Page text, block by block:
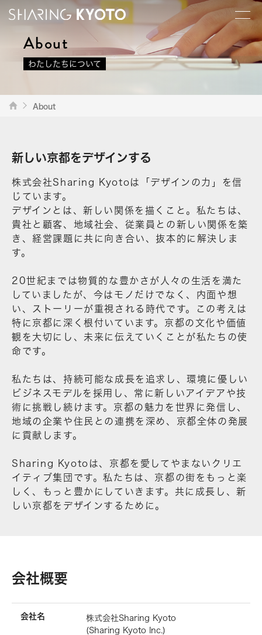
About
わたしたちについて
About
新しい京都をデザインする
株式会社Sharing Kyotoは「デザインの力」を信
じています。
デザインとは、新しい関係を描くこと。私たちは、
貴社と顧客、地域社会、従業員との新しい関係を築
き、経営課題に共に向き合い、抜本的に解決しま
す。
20世紀までは物質的な豊かさが人々の生活を満た
していましたが、今はモノだけでなく、内面や想
い、ストーリーが重視される時代です。この考えは
特に京都に深く根付いています。京都の文化や価値
観を大切にし、未来に伝えていくことが私たちの使
命です。
私たちは、持続可能な成長を追求し、環境に優しい
ビジネスモデルを採用し、常に新しいアイデアや技
術に挑戦し続けます。京都の魅力を世界に発信し、
地域の企業や住民との連携を深め、京都全体の発展
に貢献します。
Sharing Kyotoは、京都を愛してやまないクリエ
イティブ集団です。私たちは、京都の街をもっと楽
しく、もっと豊かにしていきます。共に成長し、新
しい京都をデザインするために。
会社概要
会社名
株式会社Sharing Kyoto
(Sharing Kyoto Inc.)